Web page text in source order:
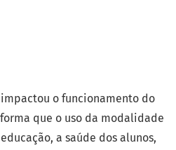
impactou o funcionamento do
que o uso da modalidade
a saúde dos alunos,